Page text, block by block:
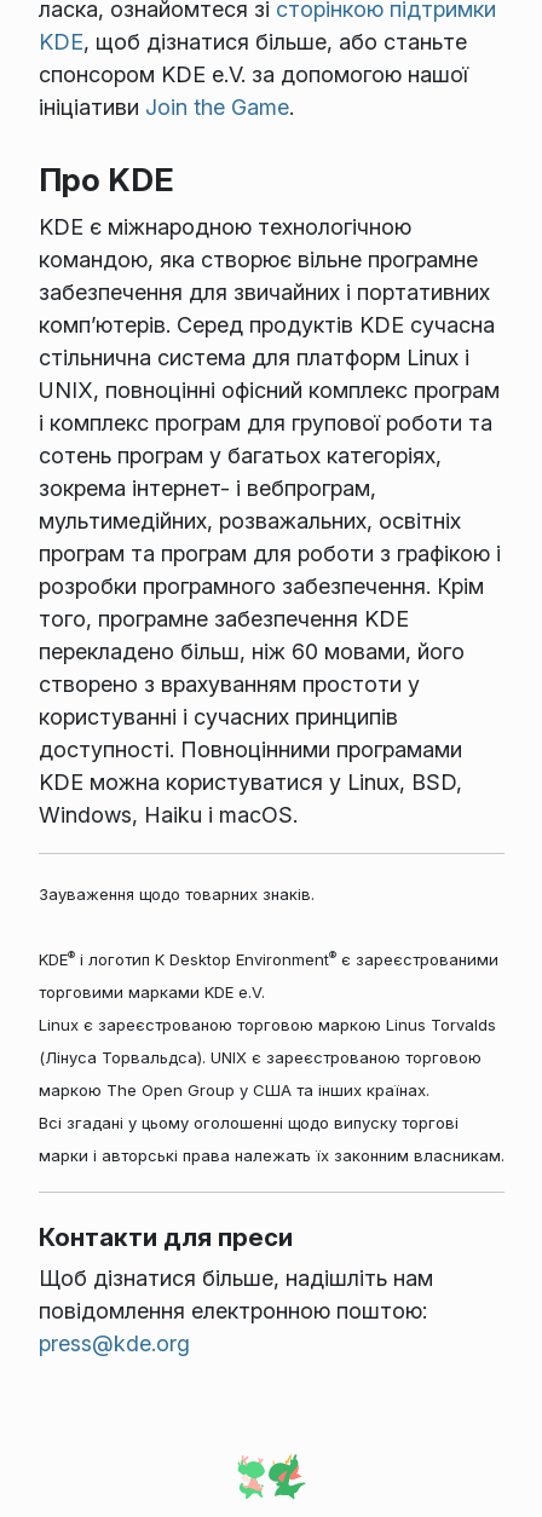
ласка, ознайомтеся зі сторінкою підтримки
KDE, щоб дізнатися більше, або станьте
спонсором KDE e.V. за допомогою нашої
ініціативи Join the Game.
Про KDE
KDE є міжнародною технологічною
командою, яка створює вільне програмне
забезпечення для звичайних і портативних
комп’ютерів. Серед продуктів KDE сучасна
стільнична система для платформ Linux і
UNIX, повноцінні офісний комплекс програм
і комплекс програм для групової роботи та
сотень програм у багатьох категоріях,
зокрема інтернет- і вебпрограм,
мультимедійних, розважальних, освітніх
програм та програм для роботи з графікою і
розробки програмного забезпечення. Крім
того, програмне забезпечення KDE
перекладено більш, ніж 60 мовами, його
створено з врахуванням простоти у
користуванні і сучасних принципів
доступності. Повноцінними програмами
KDE можна користуватися у Linux, BSD,
Windows, Haiku і macOS.
Зауваження щодо товарних знаків.
KDE®і логотип K Desktop Environment®є зареєстрованими
торговими марками KDE e.V.
Linux є зареєстрованою торговою маркою Linus Torvalds
(Лінуса Торвальдса). UNIX є зареєстрованою торговою
маркою The Open Group у США та інших країнах.
Всі згадані у цьому оголошенні щодо випуску торгові
марки і авторські права належать їх законним власникам.
Контакти для преси
Щоб дізнатися більше, надішліть нам
повідомлення електронною поштою:
press@kde.org